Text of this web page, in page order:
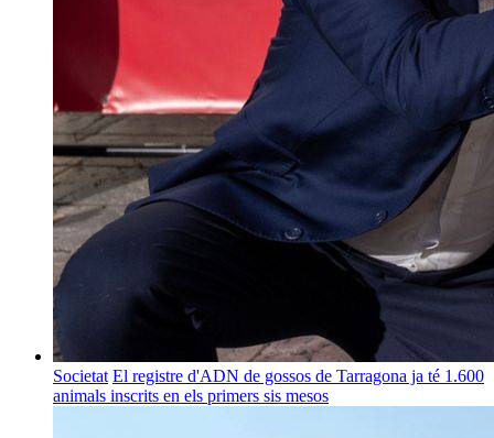
Societat El registre d'ADN de gossos de Tarragona ja té 1.600
animals inscrits en els primers sis mesos